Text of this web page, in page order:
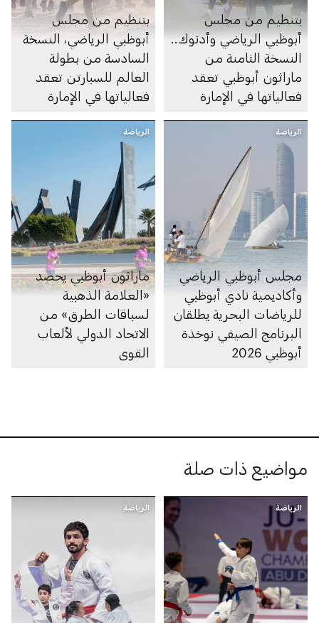
بتنظيم من مجلس
أبوظبي الرياضي وأدنوك..
النسخة الثامنة من
ماراثون أبوظبي تعقد
فعالياتها في الإمارة
بتنظيم من مجلس
أبوظبي الرياضي، النسخة
السادسة من بطولة
العالم للسبارتن تعقد
فعالياتها في الإمارة
الرياضة
مجلس أبوظبي الرياضي
وأكاديمية نادي أبوظبي
للرياضات البحرية يطلقان
البرنامج الصيفي نوخذة
أبوظبي 2026
الرياضة
ماراثون أبوظبي يحصد
«العلامة الذهبية
لسباقات الطرق» من
الاتحاد الدولي لألعاب
القوى
مواضيع ذات صلة
الرياضة الرياضة